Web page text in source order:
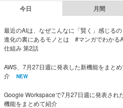
今日 月間
最近のAIは、なぜこんなに「賢く」感じる
進化の裏にあるモノとは #マンガでわかる
仕組み 第2話
AWS、7月27日週に発表した新機能をまと
介
NEW
Google Workspaceで7月27日週に発表され
機能をまとめて紹介